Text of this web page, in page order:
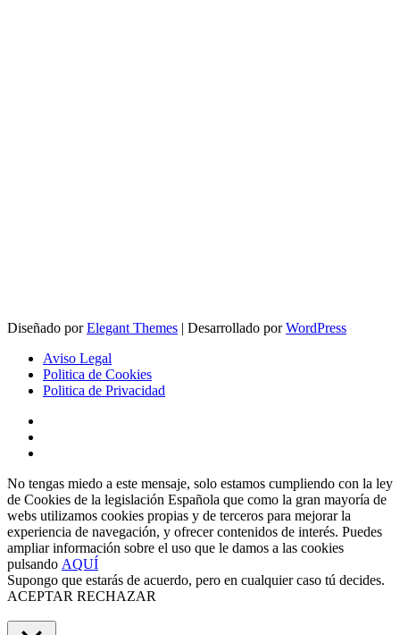
Diseñado porElegant Themes | Desarrollado porWordPress
Aviso Legal
Politica de Cookies
Politica de Privacidad
No tengas miedo a este mensaje, solo estamos cumpliendo con la ley
de Cookies de la legislación Española que como la gran mayoría de
webs utilizamos cookies propias y de terceros para mejorar la
experiencia de navegación, y ofrecer contenidos de interés. Puedes
ampliar información sobre el uso que le damos a las cookies
pulsando AQUÍ
Supongo que estarás de acuerdo, pero en cualquier caso tú decides.
ACEPTAR RECHAZAR